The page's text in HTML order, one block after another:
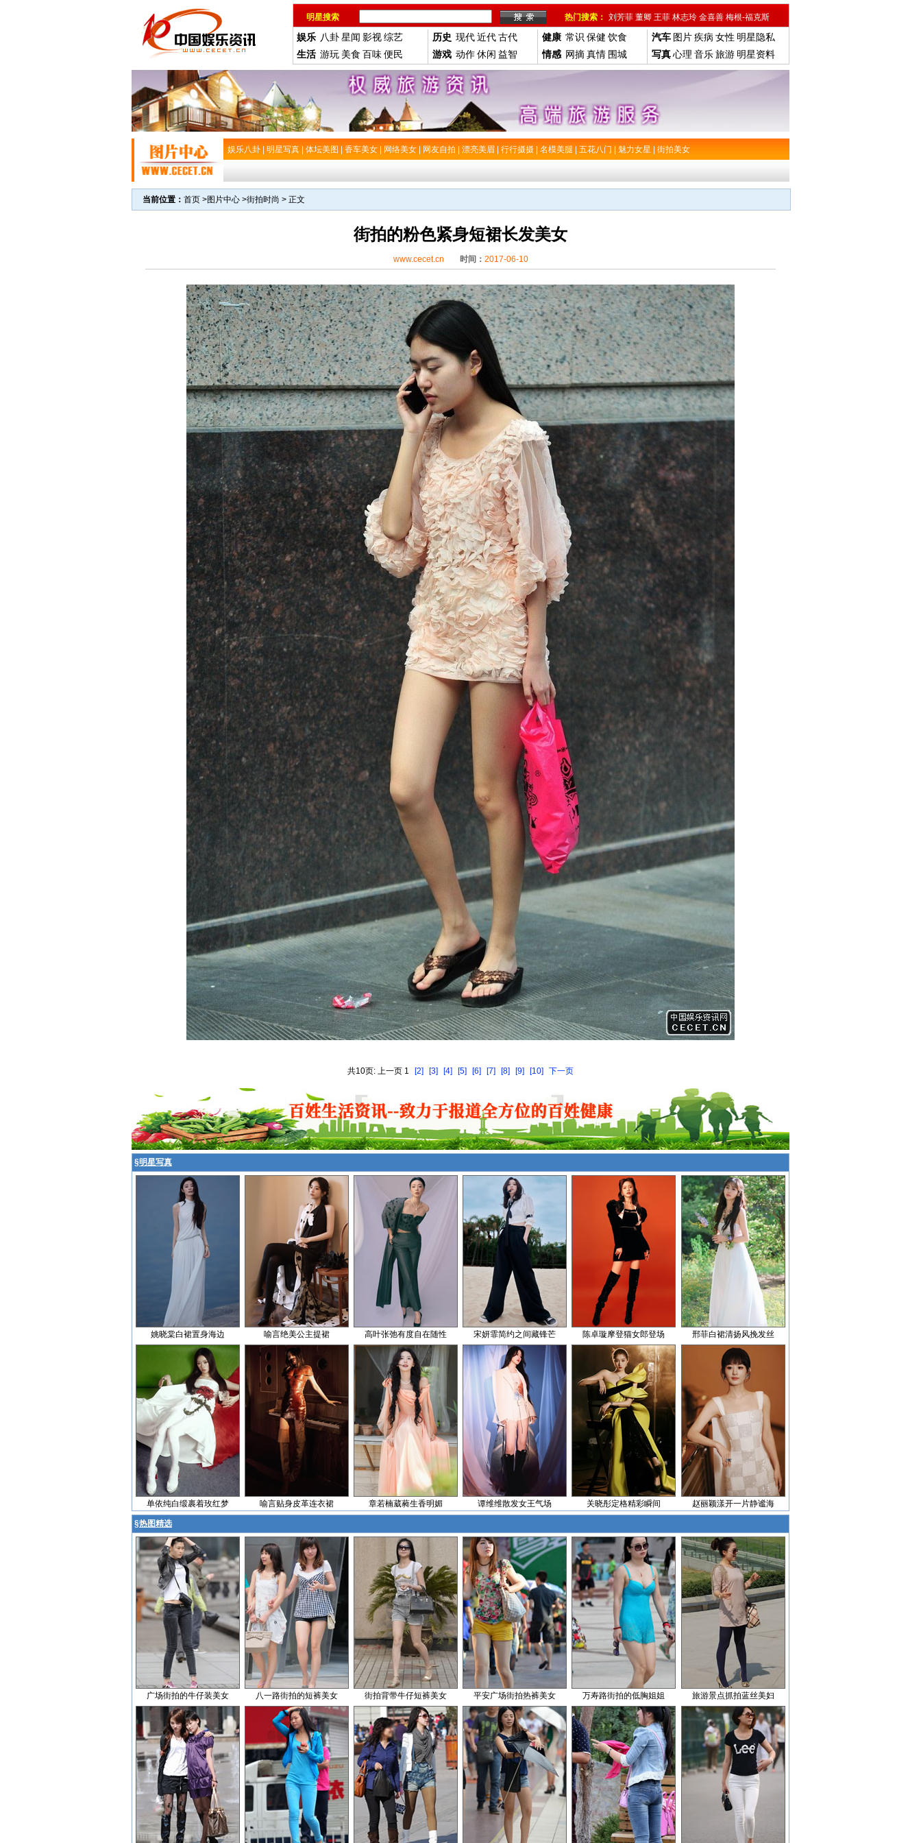
明星搜索 热门搜索： 刘芳菲 董卿 王菲 林志玲 金喜善 梅根-福克斯
娱乐 八卦星闻 影视综艺
生活 游玩 美食 百味便民
历史 现代近代古代
游戏 动作休闲 益智
健康 常识 保健 饮食
情感 网摘真情 围城
汽车 图片疾病 女性 明星隐私
写真心理 音乐旅游 明星资料
娱乐八卦 明星写真 体坛美图 香车美女 网络美女 网友自拍 漂亮美眉 行行摄摄 名模美腿 五花八门 魅力女星 街拍美女
当前位置： 首页 >图片中心 >街拍时尚 > 正文
街拍的粉色紧身短裙长发美女
www.cecet.cn 时间： 2017-06-10
共10页: 上一页 1 [2] [3] [4] [5] [6] [7] [8] [9] [10] 下一页
§明星写真
姚晓棠白裙置身海边 喻言绝美公主提裙 高叶张弛有度自在随性 宋妍霏简约之间藏锋芒 陈卓璇摩登猫女郎登场 邢菲白裙清扬风挽发丝
单依纯白缎裹着玫红梦 喻言贴身皮革连衣裙 章若楠葳蕤生香明媚 谭维维散发女王气场 关晓彤定格精彩瞬间 赵丽颖漾开一片静谧海
§热图精选
广场街拍的牛仔装美女 八一路街拍的短裤美女 街拍背带牛仔短裤美女 平安广场街拍热裤美女 万寿路街拍的低胸姐姐 旅游景点抓拍蓝丝美妇